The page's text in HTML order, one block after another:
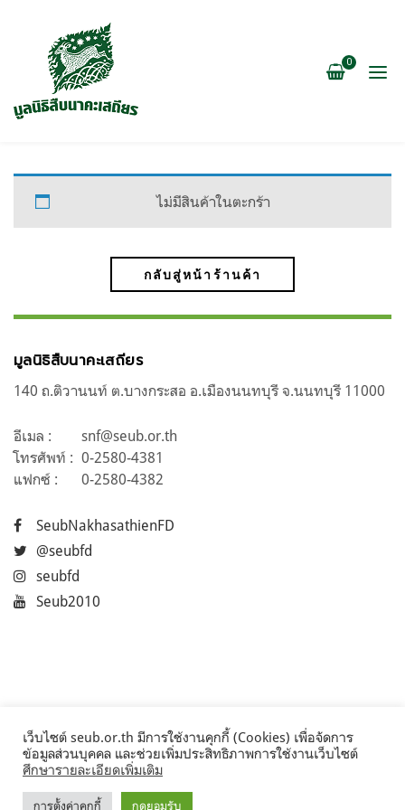
0
ไม่มีสินค้าในตะกร้า
กลับสู่หน้าร้านค้า
มูลนิธิสืบนาคะเสถียร
140 ถ.ติวานนท์ ต.บางกระสอ อ.เมืองนนทบุรี จ.นนทบุรี 11000
อีเมล :
snf@seub.or.th
โทรศัพท์ : 0-2580-4381
แฟกซ์ :
0-2580-4382
SeubNakhasathienFD
@seubfd
seubfd
Seub2010
เว็บไซต์ seub.or.th มีการใช้งานคุกกี้ (Cookies) เพื่อจัดการ
ข้อมูลส่วนบุคคล และช่วยเพิ่มประสิทธิภาพการใช้งานเว็บไซต์
ศึกษารายละเอียดเพิ่มเติม
การตั้งค่าคุกกี้ กดยอมรับ